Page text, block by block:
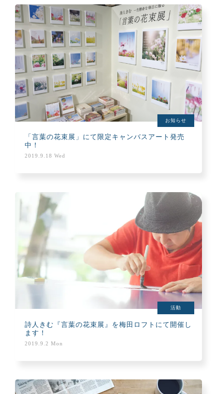
お知らせ
「言葉の花束展」にて限定キャンバスアート発売
中！
2019.9.18 Wed
活動
詩人きむ『言葉の花束展』を梅田ロフトにて開催し
ます！
2019.9.2 Mon